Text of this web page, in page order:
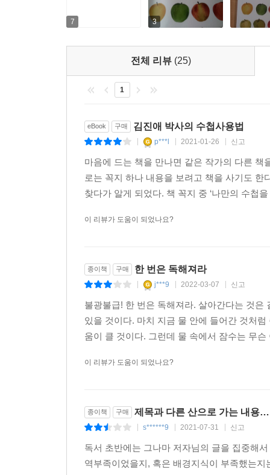
속상할 때도 많다. 소모되는 느낌에 인간 세계가
역시 사람살이의 온갖 괴로움에서 벗어날 수 없는,
살면서 괴로운 순간은 어느 때고 찾아오게 마련
바로 그러한 삶의 순간순간에 어떻게 스스로를
자기 세계에서 프로로 성장하고자 하는 이들에게
“괴로움은 결코 없어지지 않는다.
그러나 괴로움을 다스리는 지혜는 커질 수 있다”
흔들림에 대처하기 위한 10가지의 물음, 10가지의
김진애 박사는 일하는 사람이라면 누구나 한 번
너무 하찮게 느껴질 때, 외로울 때, 깊은 슬픔이
법칙, 나를 중심으로 세계를 돌리는 법, 진정한
모두 담겨 있다. “괴로움은 결코 없어지지 않지
강해질 수 있는 자신만의 원칙들을 세워보라. 스
사람을 위하여 독해져보라!”
7 3
전체 리뷰 (25)
1
eBook 구매 김진애 박사의 수첩사용법
p***l 2021-01-26 신고
마음에 드는 책을 만나면 같은 작가의 다른
로는 꼭지 하나 내용을 보려고 책을 사기도 한
찾다가 알게 되었다. 책 꼭지 중 ‘나만의 수첩
이 리뷰가 도움이 되었나요?
종이책 구매 한 번은 독해져라
j***9 2022-03-07 신고
불광불급! 한 번은 독해져라. 살아간다는 것
있을 것이다. 마치 지금 물 안에 들어간 것처
움이 클 것이다. 그런데 물 속에서 잠수는 무
이 리뷰가 도움이 되었나요?
종이책 구매 제목과 다른 산으로 가는 내용…
s******9 2021-07-31 신고
독서 초반에는 그나마 저자님의 글을 집중해
역부족이었을지, 혹은 배경지식이 부족했는